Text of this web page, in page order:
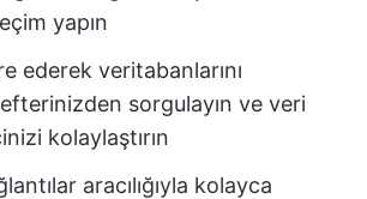
yapın
ederek veritabanlarını
sorgulayın ve veri
kolaylaştırın
aracılığıyla kolayca